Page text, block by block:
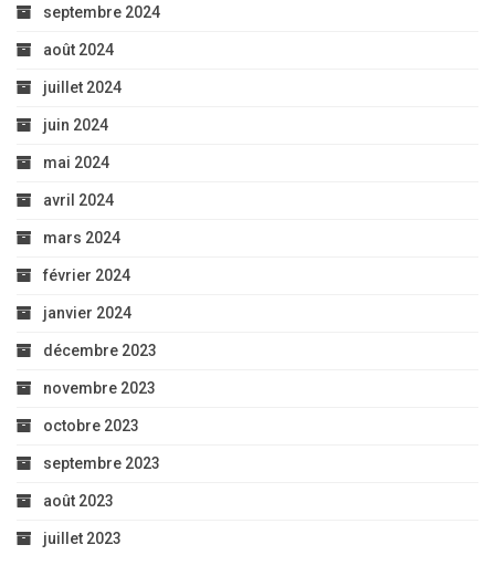
septembre 2024
août 2024
juillet 2024
juin 2024
mai 2024
avril 2024
mars 2024
février 2024
janvier 2024
décembre 2023
novembre 2023
octobre 2023
septembre 2023
août 2023
juillet 2023